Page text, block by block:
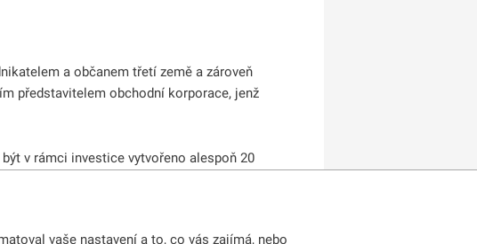
vaše nastavení a to, co vás zajímá, nebo
a občanem třetí země a zároveň
představitelem obchodní korporace, jenž
v rámci investice vytvořeno alespoň 20
technologických a informačních